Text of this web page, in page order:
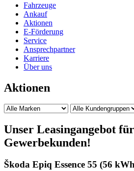
Fahrzeuge
Ankauf
Aktionen
E-Förderung
Service
Ansprechpartner
Karriere
Über uns
Aktionen
Unser Leasingangebot für
Gewerbekunden!
Škoda Epiq Essence 55 (56